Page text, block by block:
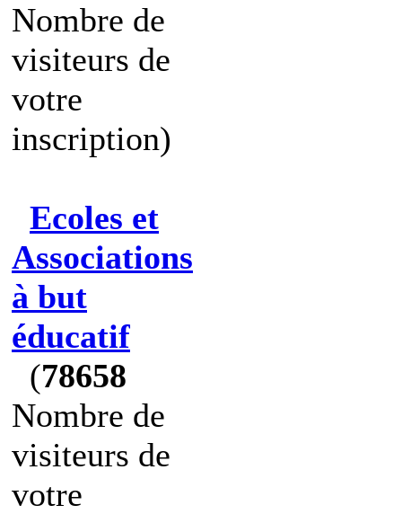
Nombre de
visiteurs de
votre
inscription)
Ecoles et
Associations
à but
éducatif
(78658
Nombre de
visiteurs de
votre